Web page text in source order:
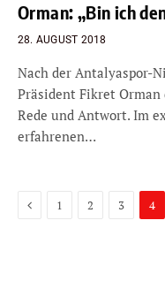
Orman: „Bin ich
28. AUGUST 2018
Nach der Antalyaspor-
Präsident Fikret Orman
Rede und Antwort. Im
erfahrenen…
Previous
1 2 3 4